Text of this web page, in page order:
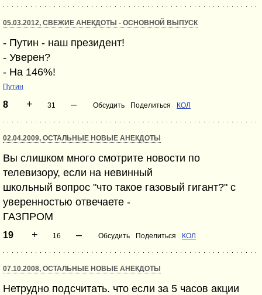
05.03.2012, СВЕЖИЕ АНЕКДОТЫ - ОСНОВНОЙ ВЫПУСК
- Путин - наш президент!
- Уверен?
- На 146%!
Путин
8 + 31 – Обсудить Поделиться КОЛ
02.04.2009, ОСТАЛЬНЫЕ НОВЫЕ АНЕКДОТЫ
Вы слишком много смотрите новости по
телевизору, если на невинный
школьный вопрос "что такое газовый гигант?" с
уверенностью отвечаете -
ГАЗПРОМ
19 + 16 – Обсудить Поделиться КОЛ
07.10.2008, ОСТАЛЬНЫЕ НОВЫЕ АНЕКДОТЫ
Нетрудно подсчитать. что если за 5 часов акции